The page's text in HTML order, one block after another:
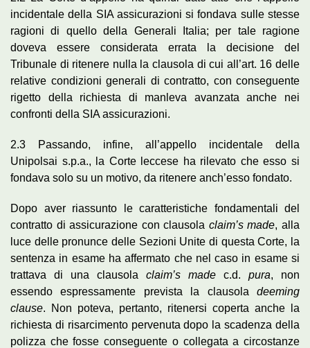
incidentale della SIA assicurazioni si fondava sulle stesse
ragioni di quello della Generali Italia; per tale ragione
doveva essere considerata errata la decisione del
Tribunale di ritenere nulla la clausola di cui all’art. 16 delle
relative condizioni generali di contratto, con conseguente
rigetto della richiesta di manleva avanzata anche nei
confronti della SIA assicurazioni.
2.3 Passando, infine, all’appello incidentale della
Unipolsai s.p.a., la Corte leccese ha rilevato che esso si
fondava solo su un motivo, da ritenere anch’esso fondato.
Dopo aver riassunto le caratteristiche fondamentali del
contratto di assicurazione con clausola claim’s made, alla
luce delle pronunce delle Sezioni Unite di questa Corte, la
sentenza in esame ha affermato che nel caso in esame si
trattava di una clausola claim’s made c.d. pura, non
essendo espressamente prevista la clausola deeming
clause. Non poteva, pertanto, ritenersi coperta anche la
richiesta di risarcimento pervenuta dopo la scadenza della
polizza che fosse conseguente o collegata a circostanze